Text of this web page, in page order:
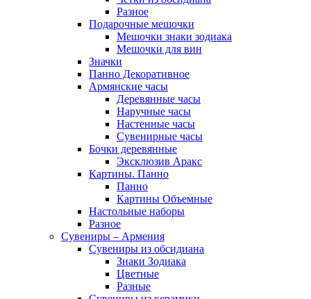
Разное
Подарочные мешочки
Мешочки знаки зодиака
Мешочки для вин
Значки
Панно Декоративное
Армянские часы
Деревянные часы
Наручные часы
Настенные часы
Сувенирные часы
Бочки деревянные
Эксклюзив Аракс
Картины. Панно
Панно
Картины Объемные
Настольные наборы
Разное
Сувениры – Армения
Сувениры из обсидиана
Знаки Зодиака
Цветные
Разные